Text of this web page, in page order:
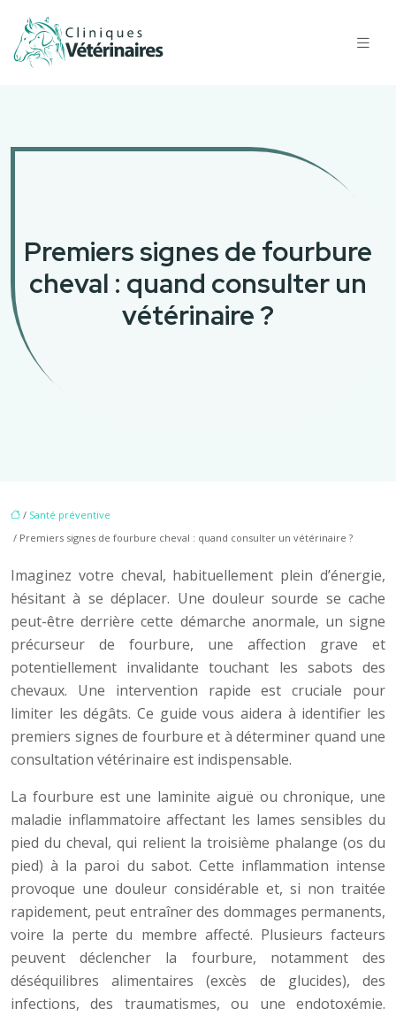
Premiers signes de fourbure
cheval : quand consulter un
vétérinaire ?
/ Santé préventive
/ Premiers signes de fourbure cheval : quand consulter un vétérinaire ?
Imaginez votre cheval, habituellement plein d’énergie,
hésitant à se déplacer. Une douleur sourde se cache
peut-être derrière cette démarche anormale, un signe
précurseur de fourbure, une affection grave et
potentiellement invalidante touchant les sabots des
chevaux. Une intervention rapide est cruciale pour
limiter les dégâts. Ce guide vous aidera à identifier les
premiers signes de fourbure et à déterminer quand une
consultation vétérinaire est indispensable.
La fourbure est une laminite aiguë ou chronique, une
maladie inflammatoire affectant les lames sensibles du
pied du cheval, qui relient la troisième phalange (os du
pied) à la paroi du sabot. Cette inflammation intense
provoque une douleur considérable et, si non traitée
rapidement, peut entraîner des dommages permanents,
voire la perte du membre affecté. Plusieurs facteurs
peuvent déclencher la fourbure, notamment des
déséquilibres alimentaires (excès de glucides), des
infections, des traumatismes, ou une endotoxémie.